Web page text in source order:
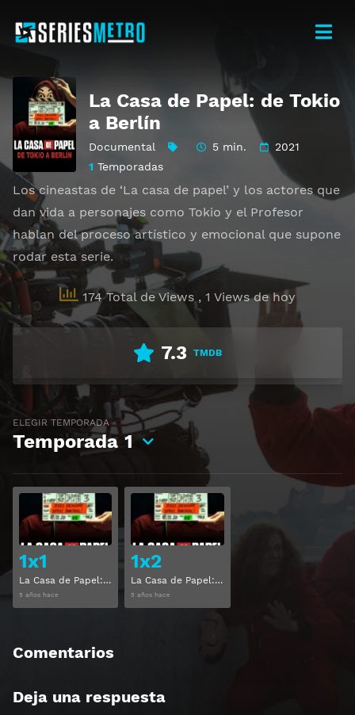
La Casa de Papel: de Tokio
a Berlín
Documental 5 min.
2021
1 Temporadas
Los cineastas de ‘La casa de papel’ y los actores que
dan vida a personajes como Tokio y el Profesor
hablan del proceso artístico y emocional que supone
rodar esta serie.
174 Total de Views , 1 Views de hoy
7.3 TMDB
ELEGIR TEMPORADA
Temporada 1
1x1
La Casa de Papel: de Tokio a Berlín Temporada 1 Capitulo 1
5 años hace
Ver
1x2
La Casa de Papel: de Tokio a Berlín Temporada 1 Capitulo 2
5 años hace
Comentarios
Deja una respuesta